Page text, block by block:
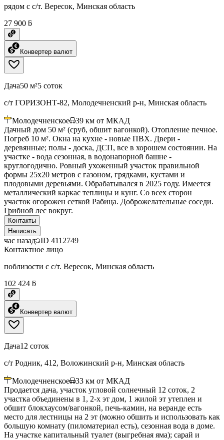
рядом с с/т. Вересок, Минская область
27 900 ƃ
Конвертер валют
Дача50 м²5 соток
с/т ГОРИЗОНТ-82, Молодечненский р-н, Минская область
Молодечненское 39 км от МКАД
Дачный дом 50 м² (сруб, обшит вагонкой). Отопление печное.
Погреб 10 м². Окна на кухне - новые ПВХ. Двери -
деревянные; полы - доска, ДСП, все в хорошем состоянии. На
участке - вода сезонная, в водонапорной башне -
круглогодично. Ровный ухоженный участок правильной
формы 25х20 метров с газоном, грядками, кустами и
плодовыми деревьями. Обрабатывался в 2025 году. Имеется
металлический каркас теплицы и кунг. Со всех сторон
участок огорожен сеткой Рабица. Доброжелательные соседи.
Грибной лес вокруг.
Контакты
Написать
час назад ID 4112749
Контактное лицо
поблизости с с/т. Вересок, Минская область
102 424 ƃ
Конвертер валют
Дача12 соток
с/т Родник, 412, Воложинский р-н, Минская область
Молодечненское 33 км от МКАД
Продается дача, участок угловой солнечный 12 соток, 2
участка объединены в 1, 2-х эт дом, 1 жилой эт утеплен и
обшит блокхаусом/вагонкой, печь-камин, на веранде есть
место для лестницы на 2 эт (можно обшить и использовать как
большую комнату (пиломатериал есть), сезонная вода в доме.
На участке капитальный туалет (выгребная яма); сарай и